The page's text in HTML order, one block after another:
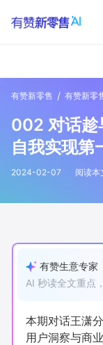
私域日历
有赞说案例拆解
有赞春季发布会
新零售私享会
有赞新零售 / 有赞新零
002 对话趁
自我实现第
2024-02-07 阅读本
有赞生意专家
AI 秒读全文重点
本期对话王潇
用户洞察与商